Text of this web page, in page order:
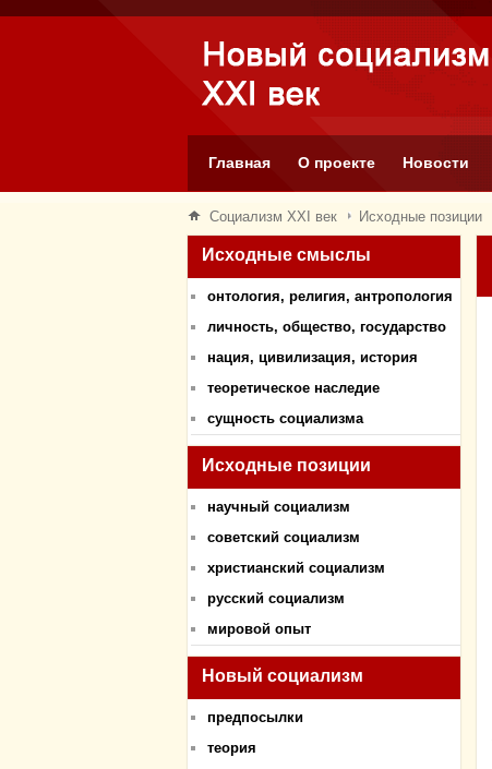
Главная О проекте Новости
Социализм XXI век Исходные позиции
Исходные смыслы
онтология, религия, антропология
личность, общество, государство
нация, цивилизация, история
теоретическое наследие
сущность социализма
Исходные позиции
научный социализм
советский социализм
христианский социализм
русский социализм
мировой опыт
Новый социализм
предпосылки
теория